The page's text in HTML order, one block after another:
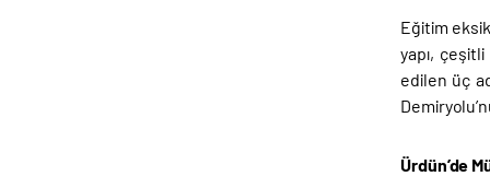
Eğitim
yapı,
edilen üç
Ürdün’de